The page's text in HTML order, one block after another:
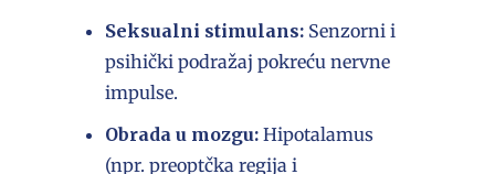
Seksualni stimulans:Senzorni i
psihički podražaj pokreću nervne
impulse.
Obrada u mozgu:Hipotalamus
(npr. preoptčka regija i